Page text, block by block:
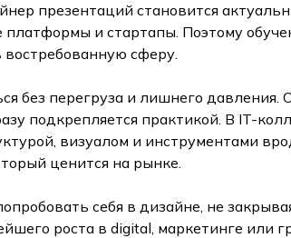
презентаций становится
и стартапы. Поэтому
сферу.
без перегруза и лишнего
подкрепляется практикой. В IT-
визуалом и инструментами
ценится на рынке.
себя в дизайне, не
роста в digital, маркетинге или